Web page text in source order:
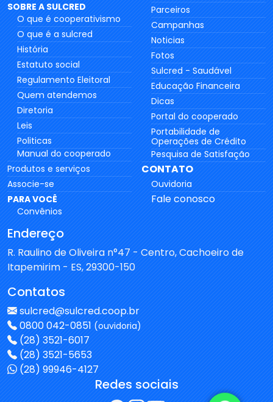
SOBRE A SULCRED
O que é cooperativismo
O que é a sulcred
História
Estatuto social
Regulamento Eleitoral
Quem atendemos
Diretoria
Leis
Politicas
Manual do cooperado
Produtos e serviços
Associe-se
PARA VOCÊ
Convênios
Parceiros
Campanhas
Noticias
Fotos
Sulcred - Saudável
Educação Financeira
Dicas
Portal do cooperado
Portabilidade de
Operações de Crédito
Pesquisa de Satisfação
CONTATO
Ouvidoria
Fale conosco
Endereço
R. Raulino de Oliveira n°47 - Centro, Cachoeiro de
Itapemirim - ES, 29300-150
Contatos
sulcred@sulcred.coop.br
0800 042-0851 (ouvidoria)
(28) 3521-6017
(28) 3521-5653
(28) 99946-4127
Redes sociais